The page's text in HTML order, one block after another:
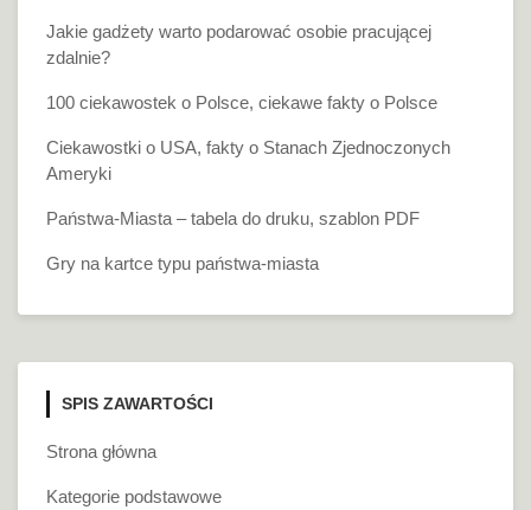
Jakie gadżety warto podarować osobie pracującej
zdalnie?
100 ciekawostek o Polsce, ciekawe fakty o Polsce
Ciekawostki o USA, fakty o Stanach Zjednoczonych
Ameryki
Państwa-Miasta – tabela do druku, szablon PDF
Gry na kartce typu państwa-miasta
SPIS ZAWARTOŚCI
Strona główna
Kategorie podstawowe